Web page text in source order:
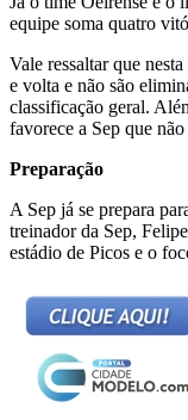
equipe soma quatro
Vale ressaltar que
e volta e não são
classificação geral.
favorece a Sep que
Preparação
A Sep já se prepara
treinador da Sep,
estádio de Picos e o